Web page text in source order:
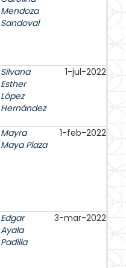
Mendoza
Sandoval
Silvana
Esther
López
Hernández
1-jul-2022
Mayra
Maya Plaza
1-feb-2022
Edgar
Ayala
Padilla
3-mar-2022